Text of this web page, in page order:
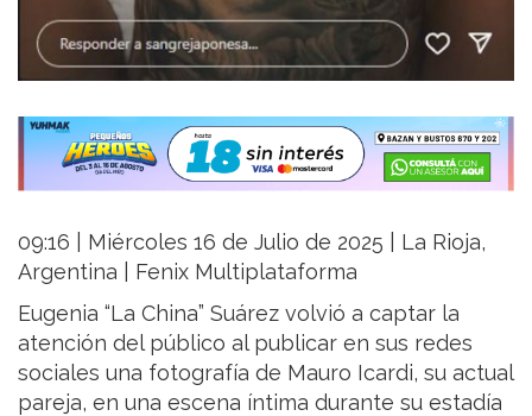
09:16 | Miércoles 16 de Julio de 2025 | La Rioja,
Argentina | Fenix Multiplataforma
Eugenia “La China” Suárez volvió a captar la
atención del público al publicar en sus redes
sociales una fotografía de Mauro Icardi, su actual
pareja, en una escena íntima durante su estadía